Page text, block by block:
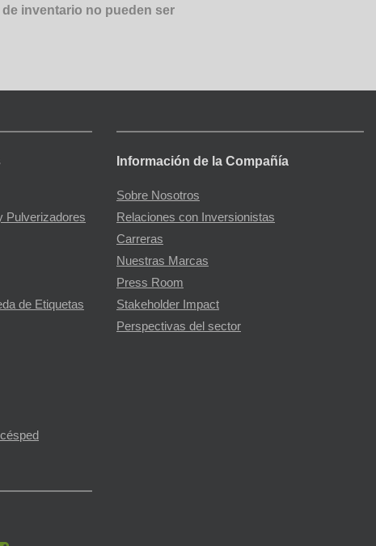
inventario no pueden ser
Pulverizadores
de Etiquetas
Información de la Compañía
Sobre Nosotros
Relaciones con Inversionistas
Carreras
Nuestras Marcas
Press Room
Stakeholder Impact
Perspectivas del sector